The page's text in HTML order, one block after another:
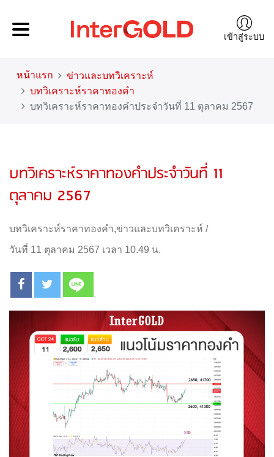
เข้าสู่ระบบ
หน้าแรก
ข่าวและบทวิเคราะห์
บทวิเคราะห์ราคาทองคำ
บทวิเคราะห์ราคาทองคำประจำวันที่ 11 ตุลาคม 2567
บทวิเคราะห์ราคาทองคำประจำวันที่ 11
ตุลาคม 2567
บทวิเคราะห์ราคาทองคำ,ข่าวและบทวิเคราะห์ /
วันที่ 11 ตุลาคม 2567 เวลา 10.49 น.